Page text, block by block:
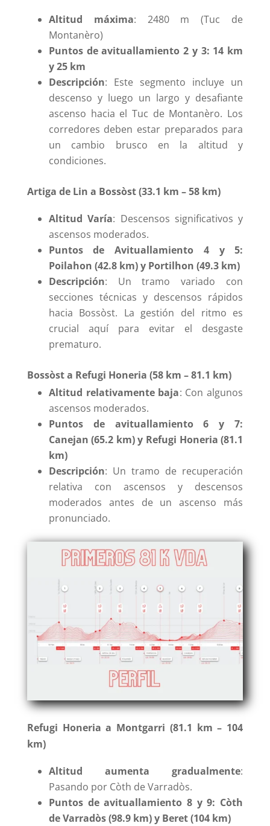
Altitud máxima: 2480 m (Tuc de
Montanèro)
Puntos de avituallamiento 2 y 3: 14 km
y 25 km
Descripción: Este segmento incluye un
descenso y luego un largo y desafiante
ascenso hacia el Tuc de Montanèro. Los
corredores deben estar preparados para
un cambio brusco en la altitud y
condiciones.
Artiga de Lin a Bossòst (33.1 km – 58 km)
Altitud Varía: Descensos significativos y
ascensos moderados.
Puntos de Avituallamiento 4 y 5:
Poilahon (42.8 km) y Portilhon (49.3 km)
Descripción: Un tramo variado con
secciones técnicas y descensos rápidos
hacia Bossòst. La gestión del ritmo es
crucial aquí para evitar el desgaste
prematuro.
Bossòst a Refugi Honeria (58 km – 81.1 km)
Altitud relativamente baja: Con algunos
ascensos moderados.
Puntos de avituallamiento 6 y 7:
Canejan (65.2 km) y Refugi Honeria (81.1
km)
Descripción: Un tramo de recuperación
relativa con ascensos y descensos
moderados antes de un ascenso más
pronunciado.
Refugi Honeria a Montgarri (81.1 km – 104
km)
Altitud aumenta gradualmente:
Pasando por Còth de Varradòs.
Puntos de avituallamiento 8 y 9: Còth
de Varradòs (98.9 km) y Beret (104 km)